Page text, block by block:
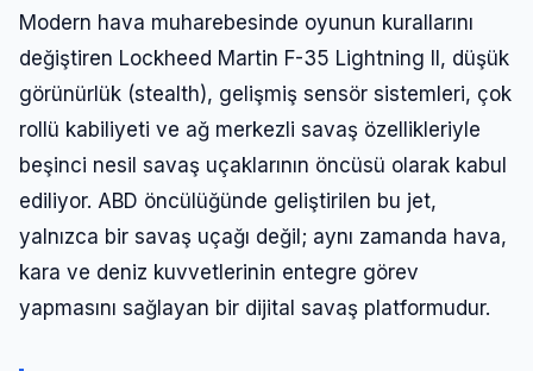
Modern hava muharebesinde oyunun kurallarını
değiştiren Lockheed Martin F-35 Lightning II, düşük
görünürlük (stealth), gelişmiş sensör sistemleri, çok
rollü kabiliyeti ve ağ merkezli savaş özellikleriyle
beşinci nesil savaş uçaklarının öncüsü olarak kabul
ediliyor. ABD öncülüğünde geliştirilen bu jet,
yalnızca bir savaş uçağı değil; aynı zamanda hava,
kara ve deniz kuvvetlerinin entegre görev
yapmasını sağlayan bir dijital savaş platformudur.